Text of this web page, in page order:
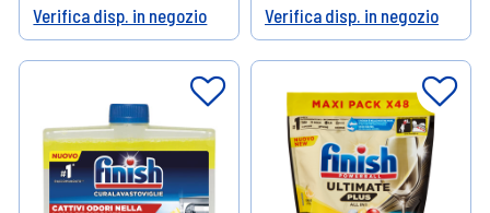
Help
Verifica disp. in negozio
Help
Verifica disp. in negozio